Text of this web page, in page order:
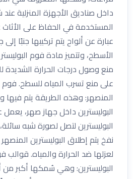
داخل صناديق الأجهزة المنزلية عند
المستخدمة في الحفاظ على
عبارة عن ألواح يتم تركيبها جنبًا
الأسطح، وتتميز مادة فوم
منع وصول درجات الحرارة الشديدة
على منع تسرب المياه للسطح. فوم
المنصهر: وهذه الطريقة يتم
البوليسترين داخل جهاز صهر،
البوليسترين لتصل لصورة شبه
نفخ يتم إطلاق البوليسترين
لعزلها ضد الحرارة والمياه. قوالب
البوليسترين: وهي سُمكها أكبر من